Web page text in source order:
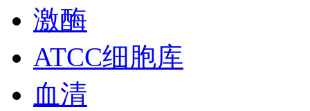
激酶
ATCC细胞库
血清